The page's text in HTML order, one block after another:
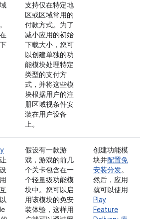
支持仅在特定地
区或区域常用的
付款方式。为了
减小应用的初始
下载大小，您可
以创建单独的功
能模块处理特定
类型的支付方
式，并将这些模
块根据用户的注
册区域视条件安
装在用户设备
上。
让
假设有一款游
戏，游戏的前几
个关卡包含在一
个轻量级功能模
块中。您可以启
用该模块的免安
装体验，这样用
创建功能模
块并配置免
安装分发。
然后，应用
就可以使用
Play
Feature